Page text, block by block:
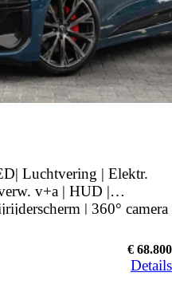
Luchtvering | Elektr.
v+a | HUD |
| 360° camera
€ 68.800
Details